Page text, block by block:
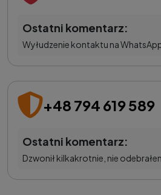
Ostatni komentarz:
Wyłudzenie kontaktu na
+48 794 619 589
Ostatni komentarz:
Dzwonił kilkakrotnie, nie